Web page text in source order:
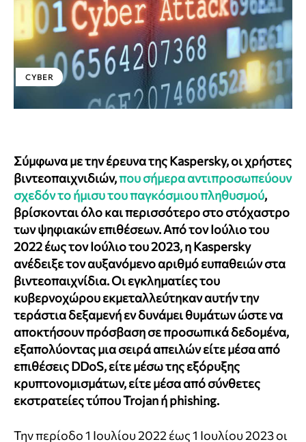
CYBER
Σύμφωνα με την έρευνα της Kaspersky, οι χρήστες
βιντεοπαιχνιδιών,που σήμερα αντιπροσωπεύουν
σχεδόν το ήμισυ του παγκόσμιου πληθυσμού,
βρίσκονται όλο και περισσότερο στο στόχαστρο
των ψηφιακών επιθέσεων. Από τον Ιούλιο του
2022 έως τον Ιούλιο του 2023, η Κaspersky
ανέδειξε τον αυξανόμενο αριθμό ευπαθειών στα
βιντεοπαιχνίδια. Οι εγκληματίες του
κυβερνοχώρου εκμεταλλεύτηκαν αυτήν την
τεράστια δεξαμενή εν δυνάμει θυμάτων ώστε να
αποκτήσουν πρόσβαση σε προσωπικά δεδομένα,
εξαπολύοντας μια σειρά απειλών είτε μέσα από
επιθέσεις DDoS, είτε μέσω της εξόρυξης
κρυπτονομισμάτων, είτε μέσα από σύνθετες
εκστρατείες τύπου Trojan ή phishing.
Την περίοδο 1 Ιουλίου 2022 έως 1 Ιουλίου 2023 οι